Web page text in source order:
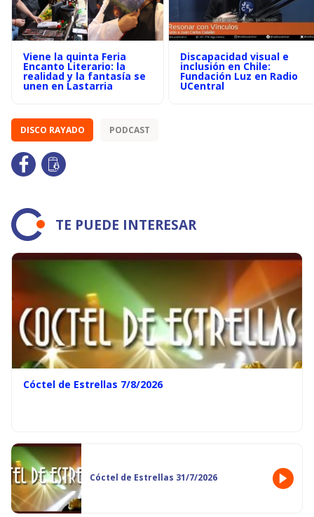
Viene la quinta Feria
Encanto Literario: la
realidad y la fantasía se
unen en Lastarria
Discapacidad visual e
inclusión en Chile:
Fundación Luz en Radio
UCentral
DISCO RAYADO PODCAST
TE PUEDE INTERESAR
Cóctel de Estrellas 7/8/2026
Cóctel de Estrellas 31/7/2026